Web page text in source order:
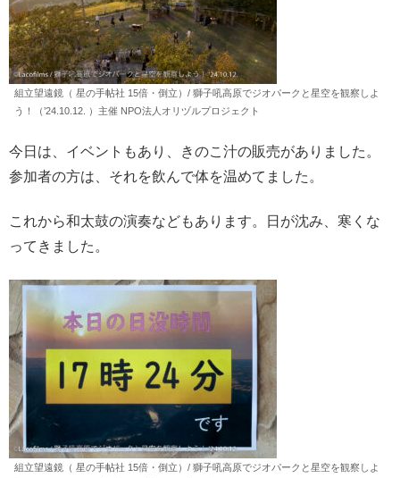
組立望遠鏡（ 星の手帖社 15倍・倒立）/ 獅子吼高原でジオパークと星空を観察しよ
う！（’24.10.12. ）主催 NPO法人オリヅルプロジェクト
今日は、イベントもあり、きのこ汁の販売がありました。
参加者の方は、それを飲んで体を温めてました。
これから和太鼓の演奏などもあります。日が沈み、寒くな
ってきました。
組立望遠鏡（ 星の手帖社 15倍・倒立）/ 獅子吼高原でジオパークと星空を観察しよ